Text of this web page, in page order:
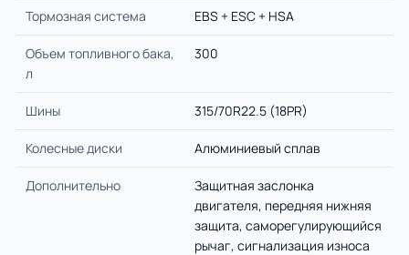
Тормозная система EBS + ESC + HSA
Объем топливного бака,
л
300
Шины 315/70R22.5 (18PR)
Колесные диски Алюминиевый сплав
Дополнительно
Защитная заслонка
двигателя, передняя нижняя
защита, саморегулирующийся
рычаг, сигнализация износа